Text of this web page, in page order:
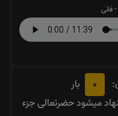
فانی
0
بار
میشود حضرتعالی جزء